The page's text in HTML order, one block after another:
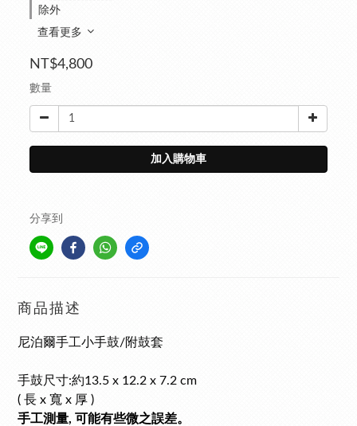
除外
查看更多
NT$4,800
數量
加入購物車
分享到
商品描述
尼泊爾手工小手鼓/附鼓套
手鼓尺寸:約13.5 x 12.2 x 7.2 cm
( 長 x 寬 x 厚 )
手工測量, 可能有些微之誤差。